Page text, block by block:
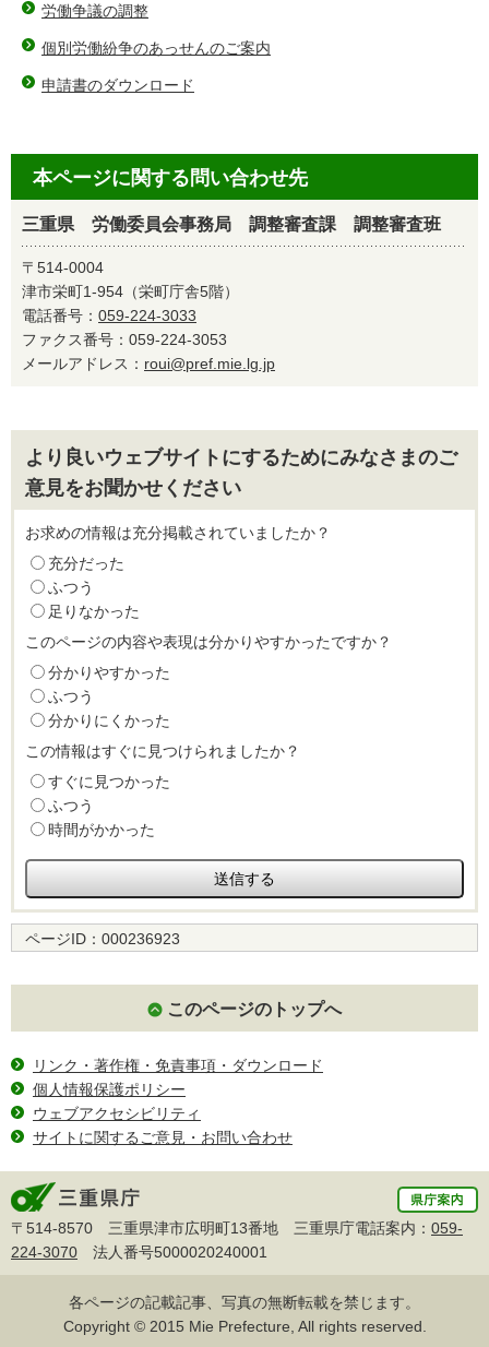
労働争議の調整
個別労働紛争のあっせんのご案内
申請書のダウンロード
本ページに関する問い合わせ先
三重県 労働委員会事務局 調整審査課 調整審査班
〒514-0004
津市栄町1-954（栄町庁舎5階）
電話番号： 059-224-3033
ファクス番号：059-224-3053
メールアドレス： roui@pref.mie.lg.jp
より良いウェブサイトにするためにみなさまのご
意見をお聞かせください
お求めの情報は充分掲載されていましたか？
充分だった
ふつう
足りなかった
このページの内容や表現は分かりやすかったですか？
分かりやすかった
ふつう
分かりにくかった
この情報はすぐに見つけられましたか？
すぐに見つかった
ふつう
時間がかかった
ページID： 000236923
このページのトップへ
リンク・著作権・免責事項・ダウンロード
個人情報保護ポリシー
ウェブアクセシビリティ
サイトに関するご意見・お問い合わせ
〒514-8570 三重県津市広明町13番地 三重県庁電話案内： 059-
224-3070 法人番号5000020240001
各ページの記載記事、写真の無断転載を禁じます。
Copyright © 2015 Mie Prefecture, All rights reserved.